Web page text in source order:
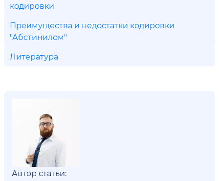
кодировки
Преимущества и недостатки кодировки
"Абстинилом"
Литература
Автор статьи: